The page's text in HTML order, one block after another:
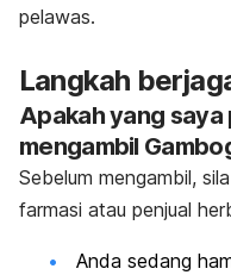
pelawas.
Langkah
Apakah yang
mengambil
Sebelum mengambil,
farmasi atau penjual
Anda sedang